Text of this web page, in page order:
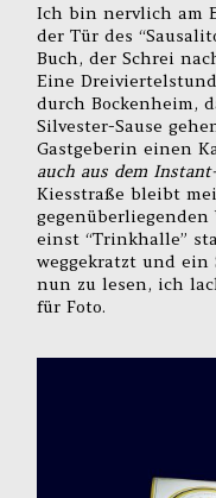
Ich bin nervlich am
der Tür des
Buch, der Schrei
Eine
durch Bockenheim,
Silvester-Sause
Gastgeberin einen
auch aus dem
Kiesstraße bleibt
gegenüberliegenden
einst “Trinkhalle”
weggekratzt und ein
nun zu lesen, ich
für Foto.